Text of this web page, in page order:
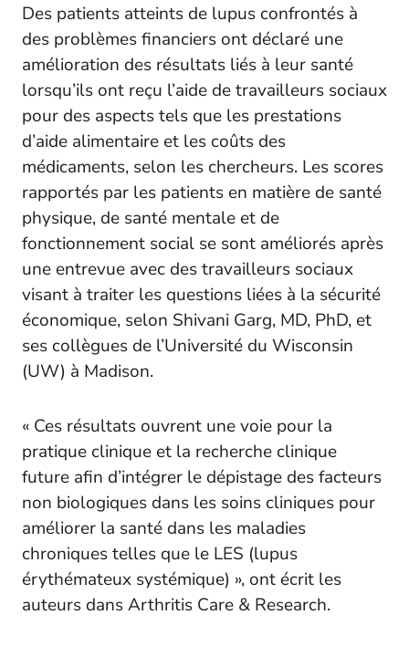
Des patients atteints de lupus confrontés à
des problèmes financiers ont déclaré une
amélioration des résultats liés à leur santé
lorsqu’ils ont reçu l’aide de travailleurs sociaux
pour des aspects tels que les prestations
d’aide alimentaire et les coûts des
médicaments, selon les chercheurs. Les scores
rapportés par les patients en matière de santé
physique, de santé mentale et de
fonctionnement social se sont améliorés après
une entrevue avec des travailleurs sociaux
visant à traiter les questions liées à la sécurité
économique, selon Shivani Garg, MD, PhD, et
ses collègues de l’Université du Wisconsin
(UW) à Madison.
« Ces résultats ouvrent une voie pour la
pratique clinique et la recherche clinique
future afin d’intégrer le dépistage des facteurs
non biologiques dans les soins cliniques pour
améliorer la santé dans les maladies
chroniques telles que le LES (lupus
érythémateux systémique) », ont écrit les
auteurs dans Arthritis Care & Research.